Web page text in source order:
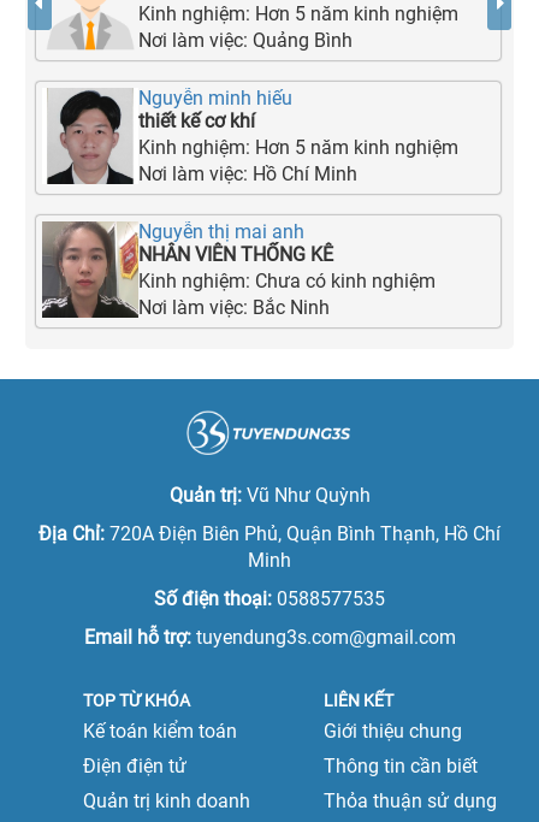
Kinh nghiệm: Hơn 5 năm kinh nghiệm
Nơi làm việc: Quảng Bình
Nguyễn minh hiếu
thiết kế cơ khí
Kinh nghiệm: Hơn 5 năm kinh nghiệm
Nơi làm việc: Hồ Chí Minh
Nguyễn thị mai anh
NHÂN VIÊN THỐNG KÊ
Kinh nghiệm: Chưa có kinh nghiệm
Nơi làm việc: Bắc Ninh
Quản trị: Vũ Như Quỳnh
Địa Chỉ: 720A Điện Biên Phủ, Quận Bình Thạnh, Hồ Chí
Minh
Số điện thoại: 0588577535
Email hỗ trợ: tuyendung3s.com@gmail.com
TOP TỪ KHÓA
Kế toán kiểm toán
Điện điện tử
Quản trị kinh doanh
LIÊN KẾT
Giới thiệu chung
Thông tin cần biết
Thỏa thuận sử dụng